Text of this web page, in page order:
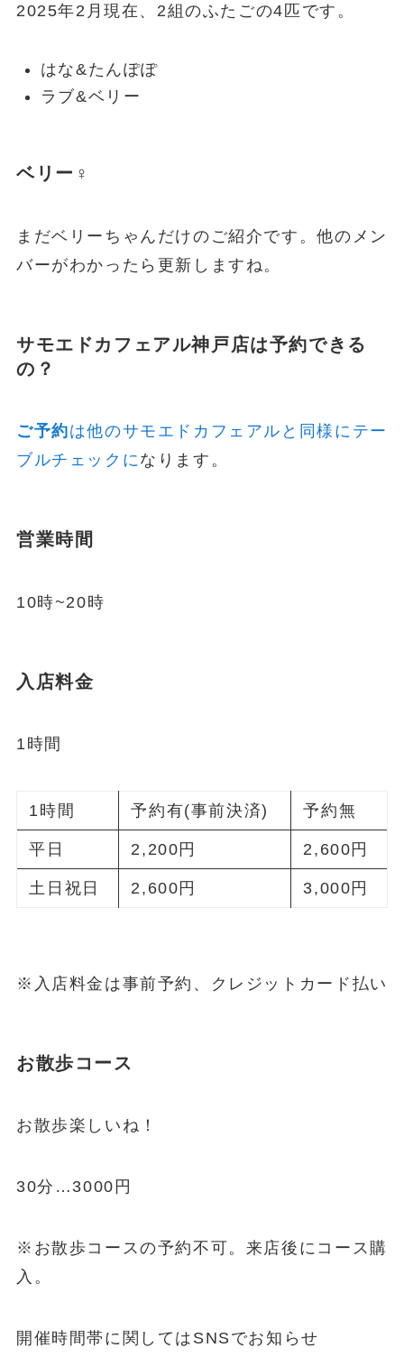
2025年2月現在、2組のふたごの4匹です。
はな&たんぽぽ
ラブ&ベリー
ベリー♀
まだベリーちゃんだけのご紹介です。他のメン
バーがわかったら更新しますね。
サモエドカフェアル神戸店は予約できる
の？
ご予約は他のサモエドカフェアルと同様にテー
ブルチェックになります。
営業時間
10時~20時
入店料金
1時間
1時間 予約有(事前決済) 予約無
平日 2,200円 2,600円
土日祝日 2,600円 3,000円
※入店料金は事前予約、クレジットカード払い
お散歩コース
お散歩楽しいね！
30分…3000円
※お散歩コースの予約不可。来店後にコース購
入。
開催時間帯に関してはSNSでお知らせ